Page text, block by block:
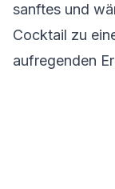
sanftes und
Cocktail zu
aufregenden